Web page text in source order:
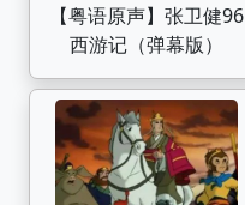
【粤语原声】张卫健96
西游记（弹幕版）